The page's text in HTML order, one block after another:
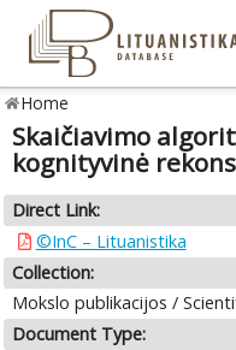
Home
Skaičiavimo
kognityvinė
Direct Link:
©InC – Lituanistika
Collection:
Mokslo publikacijos /
Document Type: